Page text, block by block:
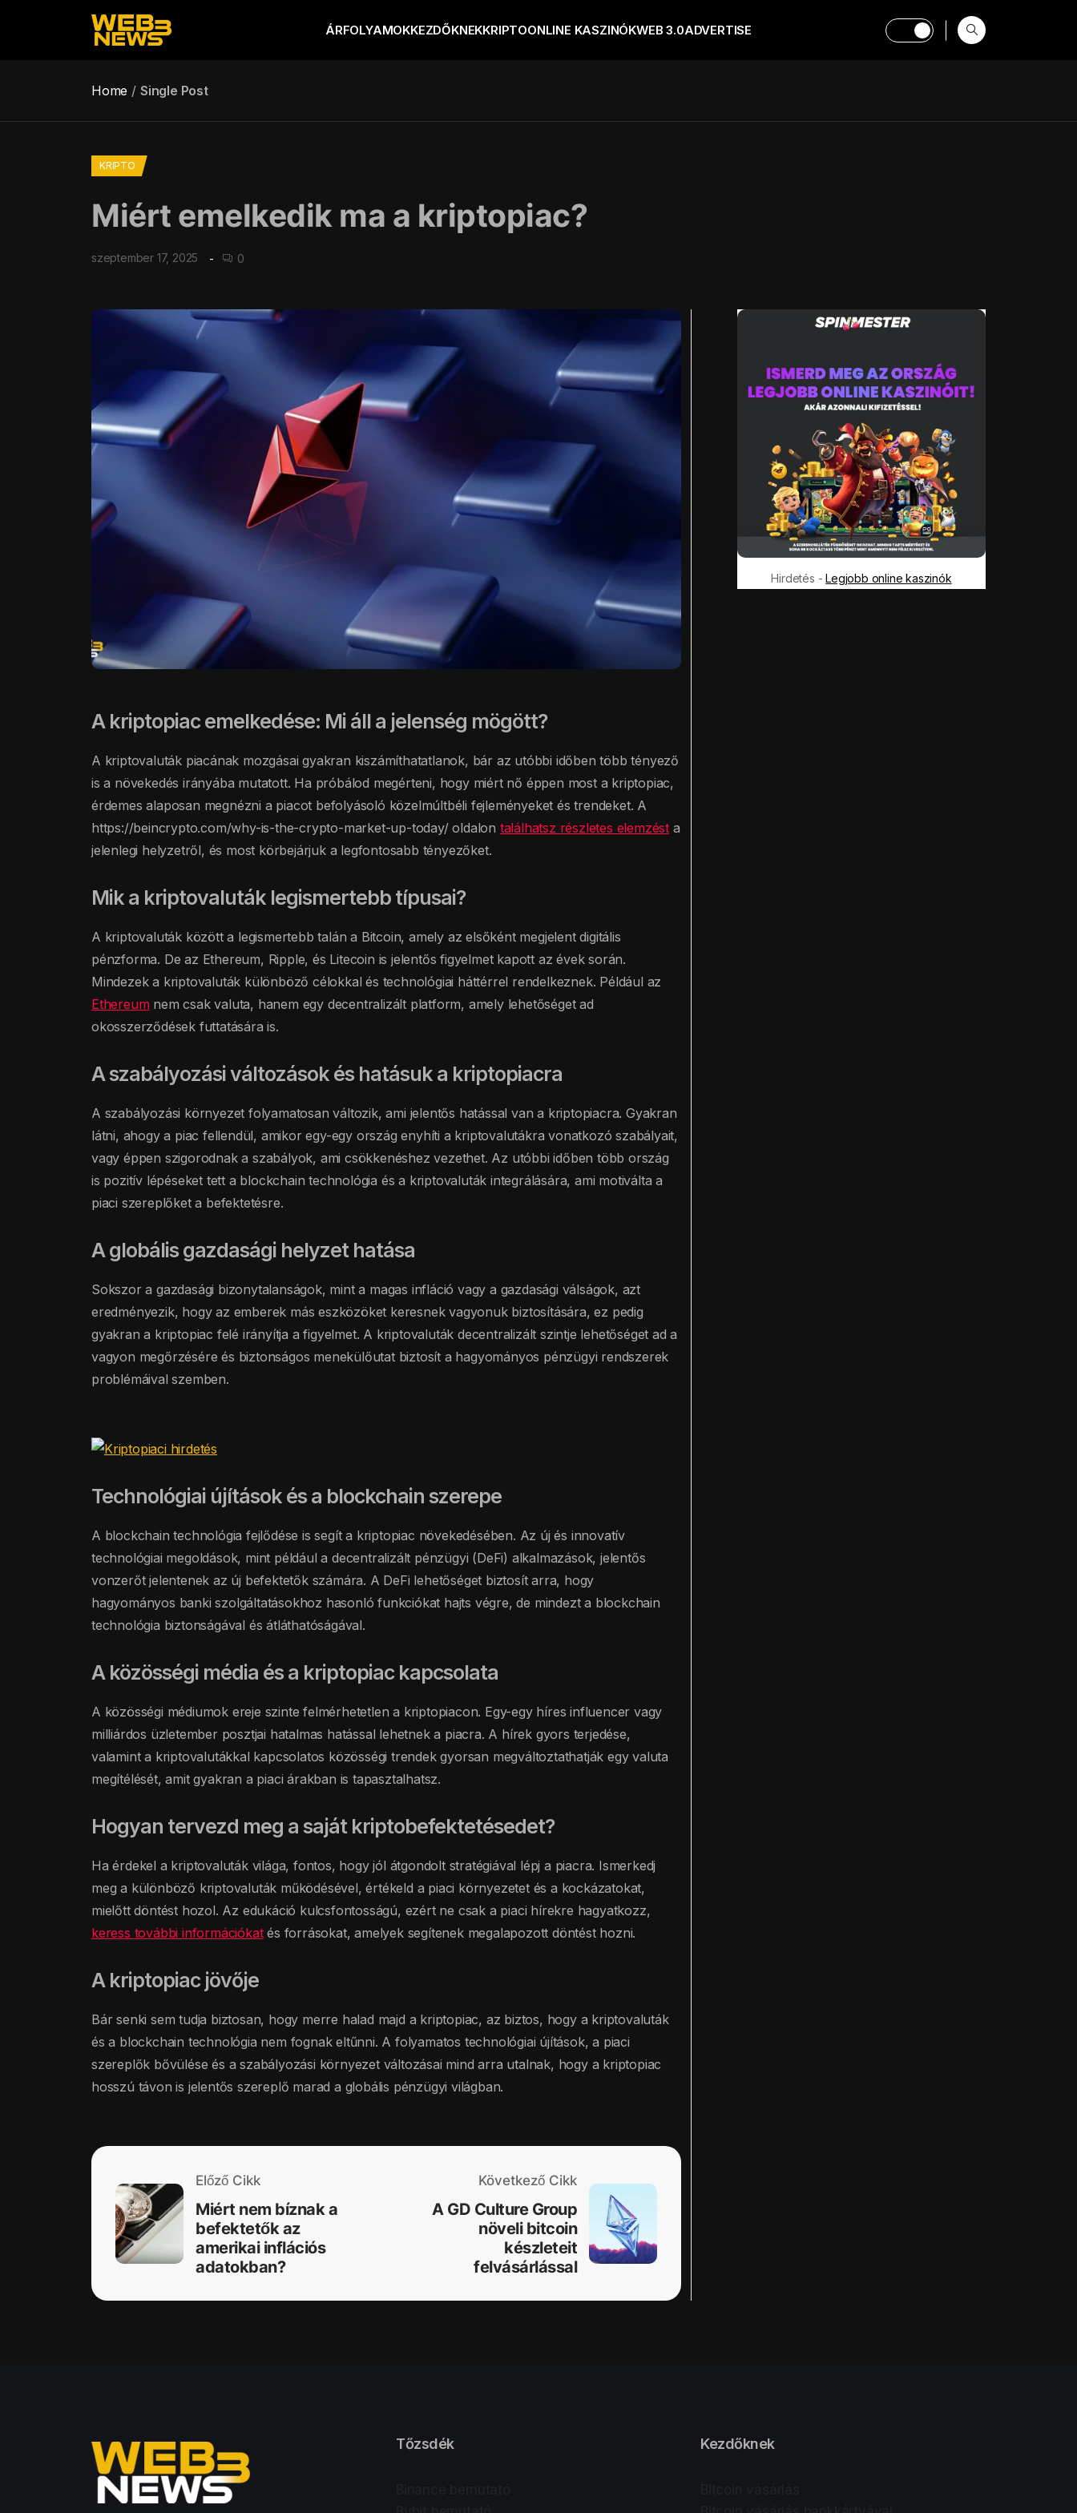
ÁRFOLYAMOKKEZDŐKNEKKRIPTOONLINE KASZINÓKWEB 3.0ADVERTISE
Home Single Post
KRIPTO
Miért emelkedik ma a kriptopiac?
szeptember 17, 2025 0
A kriptopiac emelkedése: Mi áll a jelenség mögött?
A kriptovaluták piacának mozgásai gyakran kiszámíthatatlanok, bár az utóbbi időben több tényező
is a növekedés irányába mutatott. Ha próbálod megérteni, hogy miért nő éppen most a kriptopiac,
érdemes alaposan megnézni a piacot befolyásoló közelmúltbéli fejleményeket és trendeket. A
https://beincrypto.com/why-is-the-crypto-market-up-today/ oldalon találhatsz részletes elemzést a
jelenlegi helyzetről, és most körbejárjuk a legfontosabb tényezőket.
Mik a kriptovaluták legismertebb típusai?
A kriptovaluták között a legismertebb talán a Bitcoin, amely az elsőként megjelent digitális
pénzforma. De az Ethereum, Ripple, és Litecoin is jelentős figyelmet kapott az évek során.
Mindezek a kriptovaluták különböző célokkal és technológiai háttérrel rendelkeznek. Például az
Ethereumnem csak valuta, hanem egy decentralizált platform, amely lehetőséget ad
okosszerződések futtatására is.
A szabályozási változások és hatásuk a kriptopiacra
A szabályozási környezet folyamatosan változik, ami jelentős hatással van a kriptopiacra. Gyakran
látni, ahogy a piac fellendül, amikor egy-egy ország enyhíti a kriptovalutákra vonatkozó szabályait,
vagy éppen szigorodnak a szabályok, ami csökkenéshez vezethet. Az utóbbi időben több ország
is pozitív lépéseket tett a blockchain technológia és a kriptovaluták integrálására, ami motiválta a
piaci szereplőket a befektetésre.
A globális gazdasági helyzet hatása
Sokszor a gazdasági bizonytalanságok, mint a magas infláció vagy a gazdasági válságok, azt
eredményezik, hogy az emberek más eszközöket keresnek vagyonuk biztosítására, ez pedig
gyakran a kriptopiac felé irányítja a figyelmet. A kriptovaluták decentralizált szintje lehetőséget ad a
vagyon megőrzésére és biztonságos menekülőutat biztosít a hagyományos pénzügyi rendszerek
problémáival szemben.
Technológiai újítások és a blockchain szerepe
A blockchain technológia fejlődése is segít a kriptopiac növekedésében. Az új és innovatív
technológiai megoldások, mint például a decentralizált pénzügyi (DeFi) alkalmazások, jelentős
vonzerőt jelentenek az új befektetők számára. A DeFi lehetőséget biztosít arra, hogy
hagyományos banki szolgáltatásokhoz hasonló funkciókat hajts végre, de mindezt a blockchain
technológia biztonságával és átláthatóságával.
A közösségi média és a kriptopiac kapcsolata
A közösségi médiumok ereje szinte felmérhetetlen a kriptopiacon. Egy-egy híres influencer vagy
milliárdos üzletember posztjai hatalmas hatással lehetnek a piacra. A hírek gyors terjedése,
valamint a kriptovalutákkal kapcsolatos közösségi trendek gyorsan megváltoztathatják egy valuta
megítélését, amit gyakran a piaci árakban is tapasztalhatsz.
Hogyan tervezd meg a saját kriptobefektetésedet?
Ha érdekel a kriptovaluták világa, fontos, hogy jól átgondolt stratégiával lépj a piacra. Ismerkedj
meg a különböző kriptovaluták működésével, értékeld a piaci környezetet és a kockázatokat,
mielőtt döntést hozol. Az edukáció kulcsfontosságú, ezért ne csak a piaci hírekre hagyatkozz,
keress további információkatés forrásokat, amelyek segítenek megalapozott döntést hozni.
A kriptopiac jövője
Bár senki sem tudja biztosan, hogy merre halad majd a kriptopiac, az biztos, hogy a kriptovaluták
és a blockchain technológia nem fognak eltűnni. A folyamatos technológiai újítások, a piaci
szereplők bővülése és a szabályozási környezet változásai mind arra utalnak, hogy a kriptopiac
hosszú távon is jelentős szereplő marad a globális pénzügyi világban.
Előző Cikk
Miért nem bíznak a
befektetők az
amerikai inflációs
adatokban?
Következő Cikk
A GD Culture Group
növeli bitcoin
készleteit
felvásárlással
Hirdetés -Legjobb online kaszinók
Tőzsdék Kezdőknek